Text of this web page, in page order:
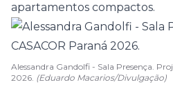
apartamentos compactos.
Alessandra Gandolfi - Sala Presença.
2026. (Eduardo Macarios/Divulgação)